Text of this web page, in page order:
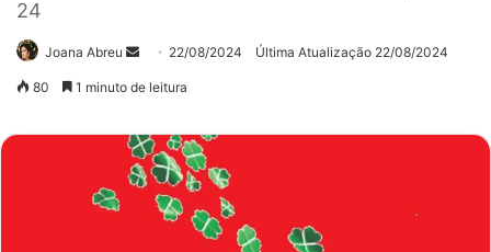
24
Joana Abreu
Mande22/08/2024 Última Atualização 22/08/2024
80 1 minuto de leitura